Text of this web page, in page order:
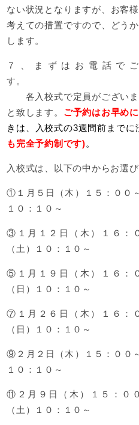
ない状況となりますが、お客
考えての措置ですので、どう
します。
７、まずはお電話で
す
各入校式で定員がございま
と致します。 ご予約は
きは、入校式の3週間前までに
も完全予約制です)。
入校式は、以下の中からお選び
①１月５日（木）１５
１０：１０ ～
③１月１２日（木 ）１６
（土）１０：１０～
⑤１月１９日（ 木）１６
（日）１０：１０～
⑦１月２６日（ 木）１６
（日）１０ ：１０ ～
⑨２月２日（木）１５：
１０：１０～
⑪２月９日（木）１５
（土）１０：１０～